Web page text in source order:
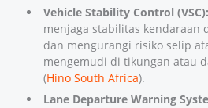
Vehicle Stability Control (VSC):
menjaga stabilitas kendaraan
dan mengurangi risiko selip
mengemudi di tikungan atau
(Hino South Africa).
Lane Departure Warning